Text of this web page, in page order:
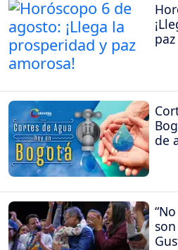
de